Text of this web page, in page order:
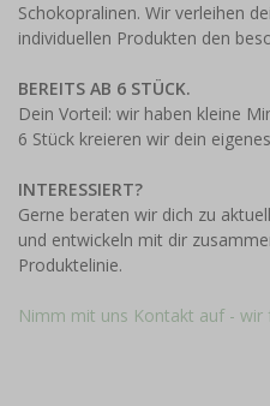
Schokopralinen. Wir verleihen
individuellen Produkten den
BEREITS AB 6 STÜCK.
Dein Vorteil: wir haben kleine
6 Stück kreieren wir dein
INTERESSIERT?
Gerne beraten wir dich zu
und entwickeln mit dir
Produktelinie.
Nimm mit uns Kontakt auf - wir